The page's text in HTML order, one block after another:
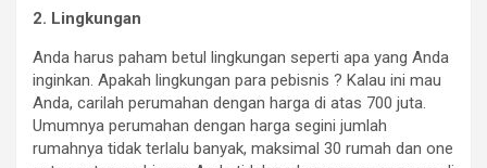
2. Lingkungan
Anda harus paham betul lingkungan seperti apa yang Anda
inginkan. Apakah lingkungan para pebisnis ? Kalau ini mau
Anda, carilah perumahan dengan harga di atas 700 juta.
Umumnya perumahan dengan harga segini jumlah
rumahnya tidak terlalu banyak, maksimal 30 rumah dan one